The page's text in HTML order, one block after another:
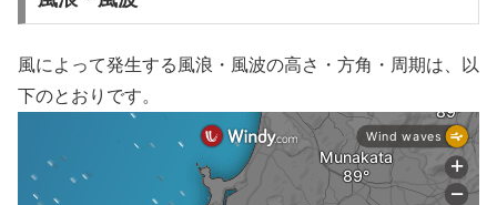
風によって発生する風浪・風波の高さ・方角・周期は、以
下のとおりです。